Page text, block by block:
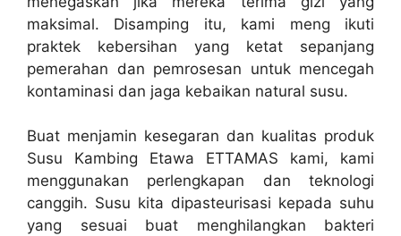
maksimal. Disamping itu, kami meng ikuti
praktek kebersihan yang ketat sepanjang
pemerahan dan pemrosesan untuk mencegah
kontaminasi dan jaga kebaikan natural susu.
Buat menjamin kesegaran dan kualitas produk
Susu Kambing Etawa ETTAMAS kami, kami
menggunakan perlengkapan dan teknologi
canggih. Susu kita dipasteurisasi kepada suhu
yang sesuai buat menghilangkan bakteri